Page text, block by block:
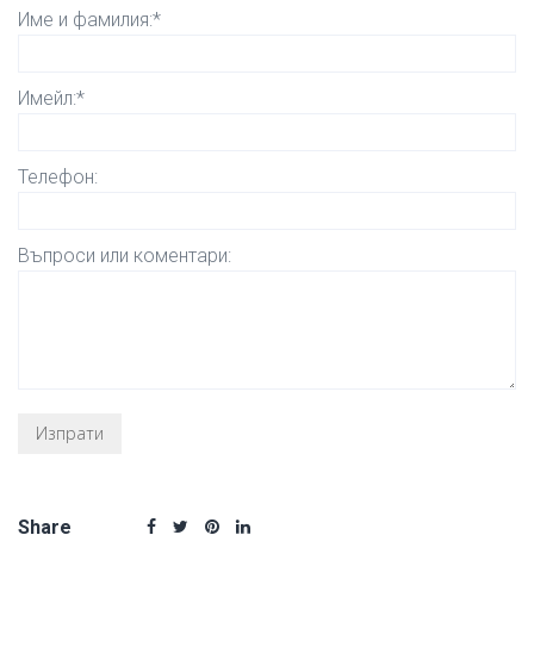
Име и фамилия:*
Имейл:*
Телефон:
Въпроси или коментари:
Share